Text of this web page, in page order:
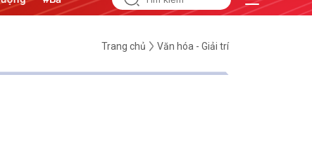
Trang chủ Văn hóa - Giải trí